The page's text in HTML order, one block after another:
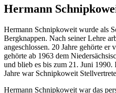
Hermann
Hermann Schnipkoweit wurde als
Bergknappen. Nach seiner Lehre
angeschlossen. 20 Jahre gehörte
gehörte ab 1963 dem
und blieb es bis zum 21. Juni
Jahre war Schnipkoweit
Hermann Schnipkoweit war das